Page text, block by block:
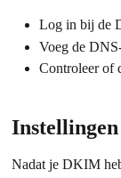
Log in bij de
Voeg de
Controleer of
Nadat je DKIM